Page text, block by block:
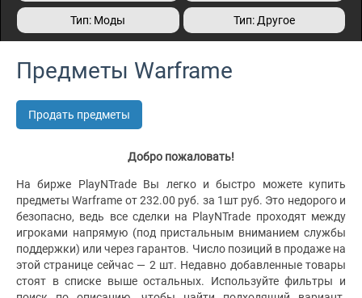
Тип: Моды Тип: Другое
Предметы Warframe
Продать предметы
Добро пожаловать!
На бирже PlayNTrade Вы легко и быстро можете купить
предметы Warframe от 232.00 руб. за 1шт руб. Это недорого и
безопасно, ведь все сделки на PlayNTrade проходят между
игроками напрямую (под пристальным вниманием службы
поддержки) или через гарантов. Число позиций в продаже на
этой странице сейчас — 2 шт. Недавно добавленные товары
стоят в списке выше остальных. Используйте фильтры и